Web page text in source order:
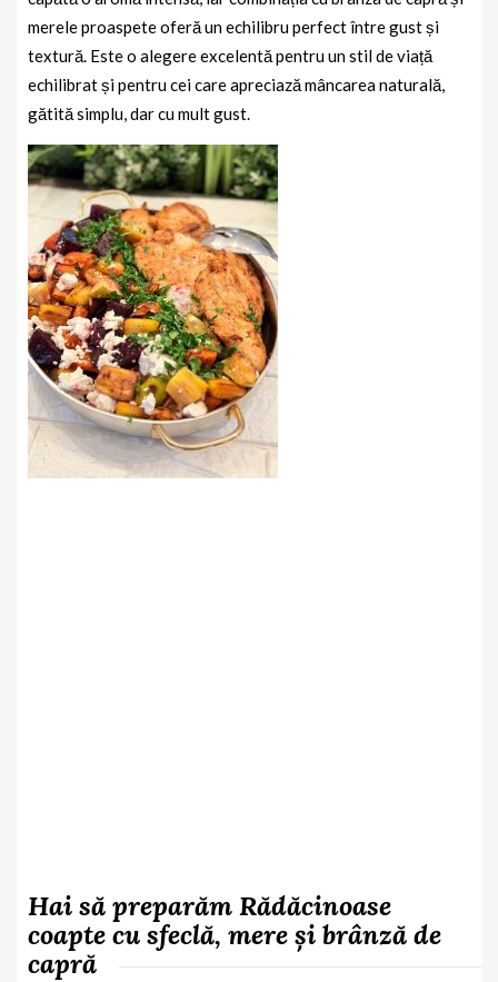
merele proaspete oferă un echilibru perfect între gust și
textură. Este o alegere excelentă pentru un stil de viață
echilibrat și pentru cei care apreciază mâncarea naturală,
gătită simplu, dar cu mult gust.
Hai să preparăm Rădăcinoase
coapte cu sfeclă, mere și brânză de
capră